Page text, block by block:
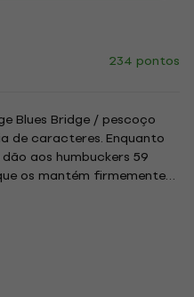
234 pontos
Blues Bridge / pescoço
de caracteres. Enquanto
aos humbuckers 59
os mantém firmemente
de 5 barras e potes
para compensar